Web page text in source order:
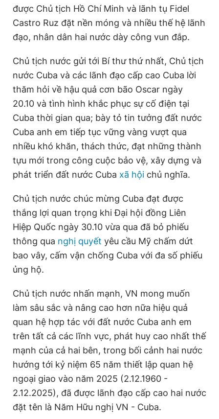
được Chủ tịch Hồ Chí Minh và lãnh tụ Fidel
Castro Ruz đặt nền móng và nhiều thế hệ lãnh
đạo, nhân dân hai nước dày công vun đắp.
Chủ tịch nước gửi tới Bí thư thứ nhất, Chủ tịch
nước Cuba và các lãnh đạo cấp cao Cuba lời
thăm hỏi về hậu quả cơn bão Oscar ngày
20.10 và tình hình khắc phục sự cố điện tại
Cuba thời gian qua; bày tỏ tin tưởng đất nước
Cuba anh em tiếp tục vững vàng vượt qua
nhiều khó khăn, thách thức, đạt những thành
tựu mới trong công cuộc bảo vệ, xây dựng và
phát triển đất nước Cuba xã hội chủ nghĩa.
Chủ tịch nước chúc mừng Cuba đạt được
thắng lợi quan trọng khi Đại hội đồng Liên
Hiệp Quốc ngày 30.10 vừa qua đã bỏ phiếu
thông qua nghị quyết yêu cầu Mỹ chấm dứt
bao vây, cấm vận chống Cuba với đa số phiếu
ủng hộ.
Chủ tịch nước nhấn mạnh, VN mong muốn
làm sâu sắc và nâng cao hơn nữa hiệu quả
quan hệ hợp tác với đất nước Cuba anh em
trên tất cả các lĩnh vực, phát huy cao nhất thế
mạnh của cả hai bên, trong bối cảnh hai nước
hướng tới kỷ niệm 65 năm thiết lập quan hệ
ngoại giao vào năm 2025 (2.12.1960 -
2.12.2025), đã được lãnh đạo cấp cao hai nước
đặt tên là Năm Hữu nghị VN - Cuba.